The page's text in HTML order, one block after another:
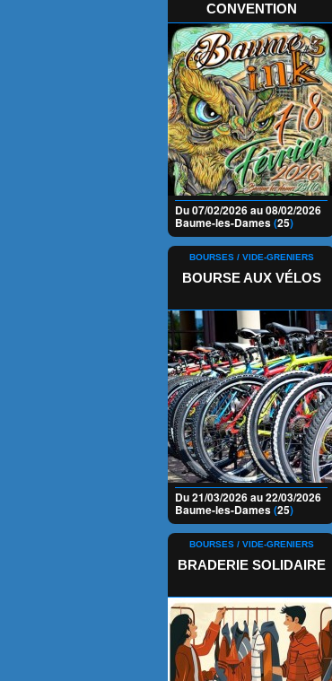
CONVENTION
Du 07/02/2026 au 08/02/2026
Baume-les-Dames(25)
BOURSES / VIDE-GRENIERS
BOURSE AUX VÉLOS
Du 21/03/2026 au 22/03/2026
Baume-les-Dames(25)
BOURSES / VIDE-GRENIERS
BRADERIE SOLIDAIRE